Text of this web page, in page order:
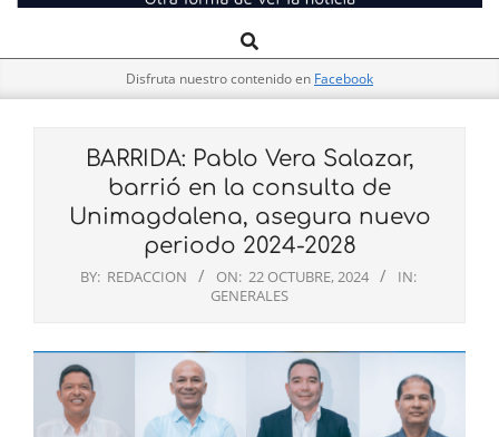
El
Pulso
Navigation
Search
Disfruta nuestro contenido en Facebook
BARRIDA: Pablo Vera Salazar,
barrió en la consulta de
Unimagdalena, asegura nuevo
periodo 2024-2028
BY: REDACCION ON: 22 OCTUBRE, 2024
IN:
GENERALES